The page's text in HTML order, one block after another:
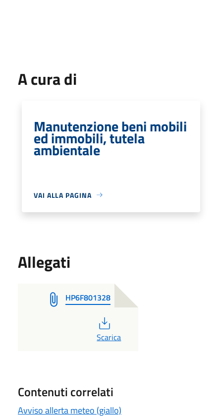
A cura di
Manutenzione beni mobili
ed immobili, tutela
ambientale
VAI ALLA PAGINA
Allegati
HP6F801328
PDF
Scarica
Contenuti correlati
Avviso allerta meteo (giallo)